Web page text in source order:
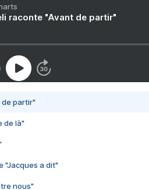
raconte "Avant de partir"
de partir"
de là"
"Jacques a dit"
nous"